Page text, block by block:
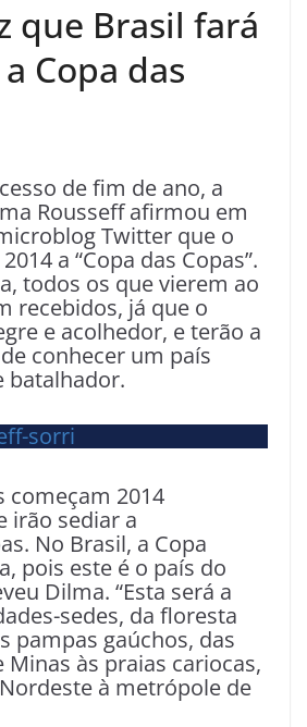
que Brasil fará
Copa das
de fim de ano, a
Rousseff afirmou em
Twitter que o
a “Copa das Copas”.
todos os que vierem ao
recebidos, já que o
e acolhedor, e terão a
conhecer um país
batalhador.
começam 2014
irão sediar a
No Brasil, a Copa
pois este é o país do
Dilma. “Esta será a
sedes, da floresta
pampas gaúchos, das
às praias cariocas,
à metrópole de